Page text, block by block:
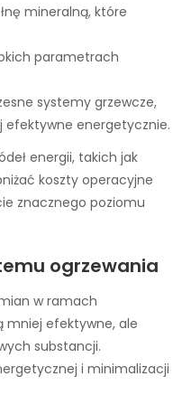
mineralną, które
parametrach
systemy grzewcze,
efektywne energetycznie.
energii, takich jak
koszty operacyjne
znacznego poziomu
ogrzewania
w ramach
mniej efektywne, ale
substancji.
i minimalizacji